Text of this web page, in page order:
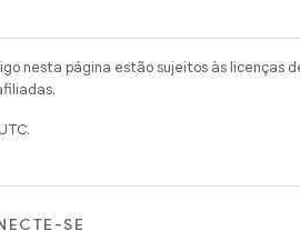
nesta página estão sujeitos às licenças
SE